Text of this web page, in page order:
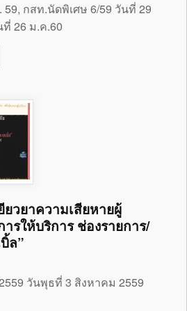
กสท.นัดพิเศษ 6/59 วันที่ 29
26 ม.ค.60
ยวยาความเสียหายผู้
รให้บริการ ช่องรายการ/
ล”
วันพุธที่ 3 สิงหาคม 2559